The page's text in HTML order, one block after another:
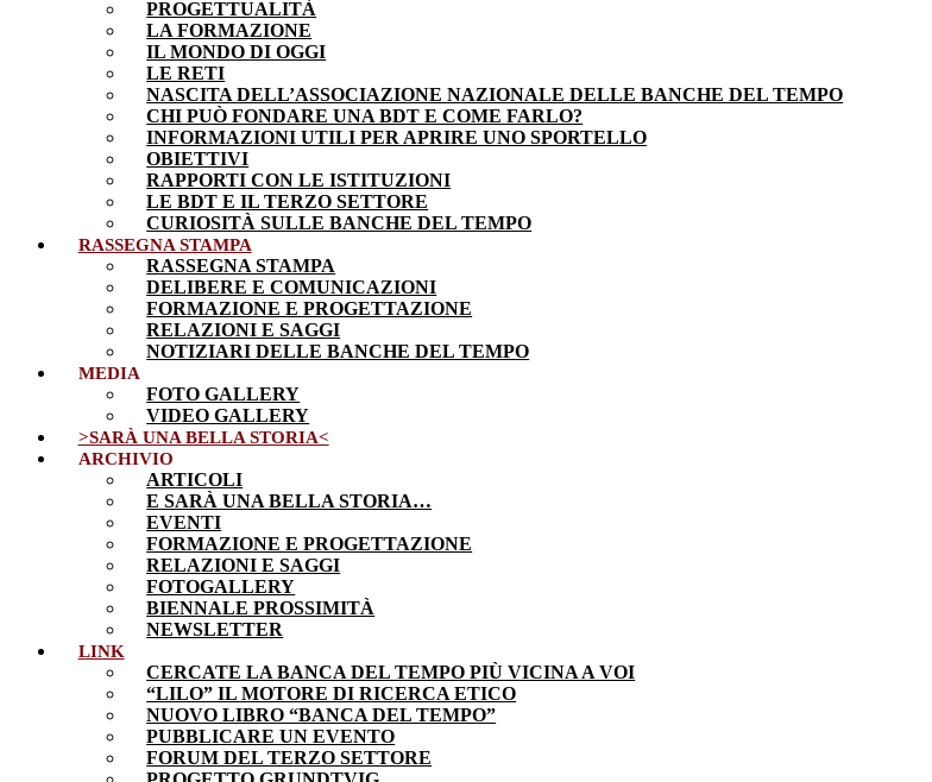
PROGETTUALITÀ
LA FORMAZIONE
IL MONDO DI OGGI
LE RETI
NASCITA DELL’ASSOCIAZIONE NAZIONALE DELLE BANCHE DEL TEMPO
CHI PUÒ FONDARE UNA BDT E COME FARLO?
INFORMAZIONI UTILI PER APRIRE UNO SPORTELLO
OBIETTIVI
RAPPORTI CON LE ISTITUZIONI
LE BDT E IL TERZO SETTORE
CURIOSITÀ SULLE BANCHE DEL TEMPO
RASSEGNA STAMPA
RASSEGNA STAMPA
DELIBERE E COMUNICAZIONI
FORMAZIONE E PROGETTAZIONE
RELAZIONI E SAGGI
NOTIZIARI DELLE BANCHE DEL TEMPO
MEDIA
FOTO GALLERY
VIDEO GALLERY
>SARÀ UNA BELLA STORIA<
ARCHIVIO
ARTICOLI
E SARÀ UNA BELLA STORIA…
EVENTI
FORMAZIONE E PROGETTAZIONE
RELAZIONI E SAGGI
FOTOGALLERY
BIENNALE PROSSIMITÀ
NEWSLETTER
LINK
CERCATE LA BANCA DEL TEMPO PIÙ VICINA A VOI
“LILO” IL MOTORE DI RICERCA ETICO
NUOVO LIBRO “BANCA DEL TEMPO”
PUBBLICARE UN EVENTO
FORUM DEL TERZO SETTORE